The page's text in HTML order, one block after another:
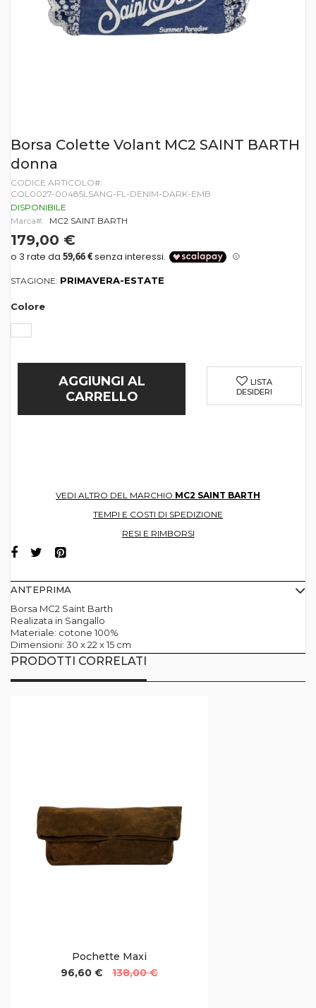
Vai
all'inizio
della
di
immagini
Borsa Colette Volant MC2 SAINT BARTH
donna
CODICE ARTICOLO
COL0027-00485LSANG-FL-DENIM-DARK-EMB
DISPONIBILE
Marca
MC2 SAINT BARTH
179,00 €
STAGIONE: PRIMAVERA-ESTATE
Colore
AGGIUNGI AL
CARRELLO
LISTA
DESIDERI
VEDI ALTRO DEL MARCHIO MC2 SAINT BARTH
TEMPI E COSTI DI SPEDIZIONE
RESI E RIMBORSI
ANTEPRIMA
Borsa MC2 Saint Barth
Realizata in Sangallo
Materiale: cotone 100%
Dimensioni: 30 x 22 x 15 cm
PRODOTTI CORRELATI
Pochette Maxi
96,60 €
138,00 €